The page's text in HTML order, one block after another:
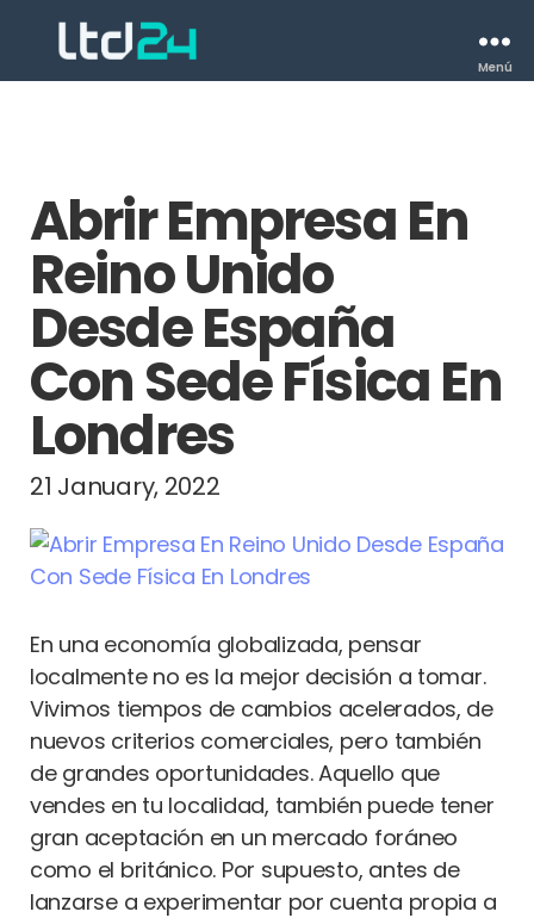
Menú
Abrir Empresa En
Reino Unido
Desde España
Con Sede Física En
Londres
21 January, 2022
En una economía globalizada, pensar
localmente no es la mejor decisión a tomar.
Vivimos tiempos de cambios acelerados, de
nuevos criterios comerciales, pero también
de grandes oportunidades. Aquello que
vendes en tu localidad, también puede tener
gran aceptación en un mercado foráneo
como el británico. Por supuesto, antes de
lanzarse a experimentar por cuenta propia a